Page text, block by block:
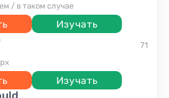
/ в таком случае
Изучать
Изучать
71